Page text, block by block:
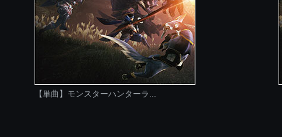
【単曲】モンスターハンターラ...